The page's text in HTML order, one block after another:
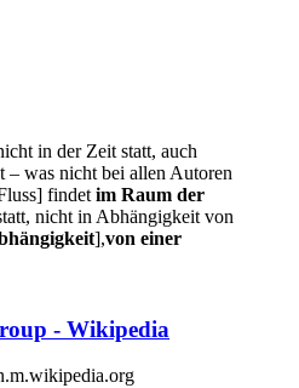
in der Zeit statt, auch
– was nicht bei allen Autoren
findet im Raum der
nicht in Abhängigkeit von
],von einer
- Wikipedia